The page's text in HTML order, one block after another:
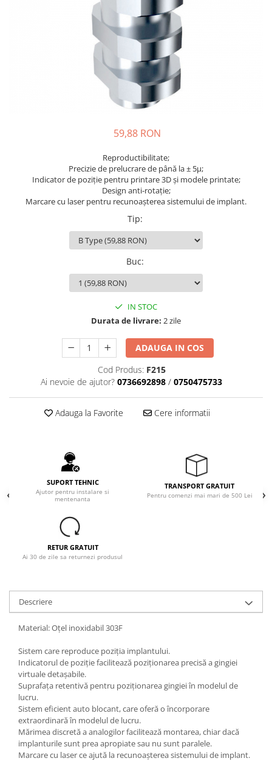
Disc Nano Compozit
Disc PMMA Eldy Plus
59,88 RON
Reproductibilitate;
Precizie de prelucrare de până la ± 5µ;
Indicator de poziție pentru printare 3D și modele printate;
Design anti-rotație;
Marcare cu laser pentru recunoașterea sistemului de implant.
Tip:
Buc:
IN STOC
Durata de livrare: 2 zile
ADAUGA IN COS
Cod Produs: F215
Ai nevoie de ajutor? 0736692898 / 0750475733
Adauga la Favorite Cere informatii
SUPORT TEHNIC
Ajutor pentru instalare si
mentenanta
TRANSPORT GRATUIT
Pentru comenzi mai mari de 500 Lei
RETUR GRATUIT
Ai 30 de zile sa returnezi produsul
Descriere
Material: Oțel inoxidabil 303F
Sistem care reproduce poziția implantului.
Indicatorul de poziție facilitează poziționarea precisă a gingiei
virtuale detașabile.
Suprafața retentivă pentru poziționarea gingiei în modelul de
lucru.
Sistem eficient auto blocant, care oferă o încorporare
extraordinară în modelul de lucru.
Mărimea discretă a analogilor facilitează montarea, chiar dacă
implanturile sunt prea apropiate sau nu sunt paralele.
Marcare cu laser ce ajută la recunoașterea sistemului de implant.